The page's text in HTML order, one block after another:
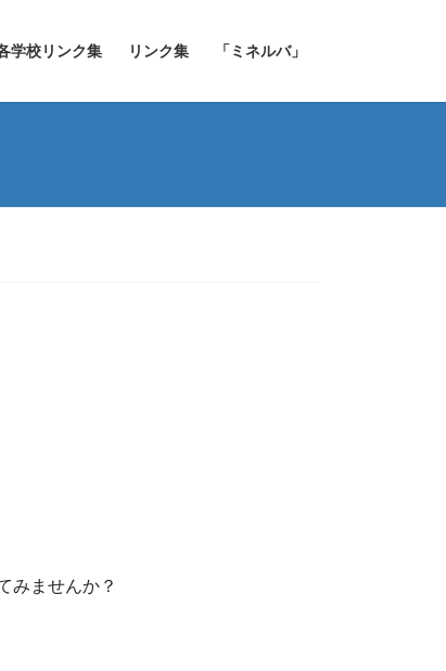
学校リンク集 リンク集 「ミネルバ」
みませんか？